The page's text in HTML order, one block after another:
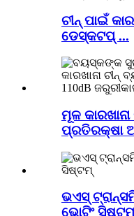
ଚୀନ୍ ପାଇଁ
ଡେସ୍କଟପ୍ ...
ମୂଳ
ପ୍ରତିରକ୍ଷା
ଭଏସ୍
ଭୋଟିଂ